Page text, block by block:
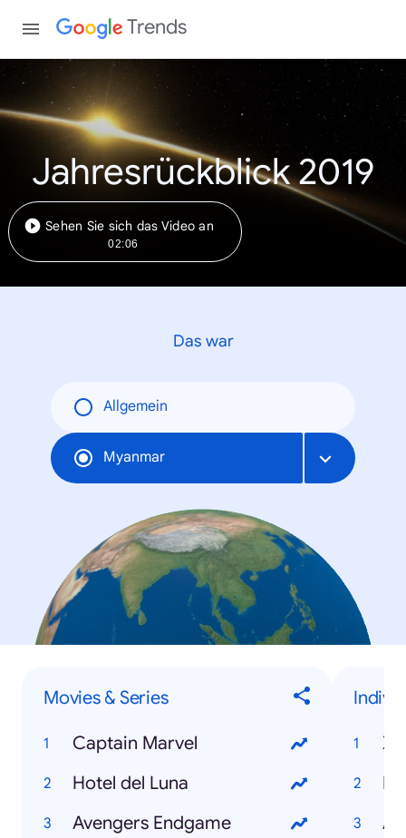
Trends
Jahresrückblick 2019
Sehen Sie sich das Video an
02:06
Das war
Allgemein
Myanmar
Movies & Series
Captain Marvel
Hotel del Luna
Avengers Endgame